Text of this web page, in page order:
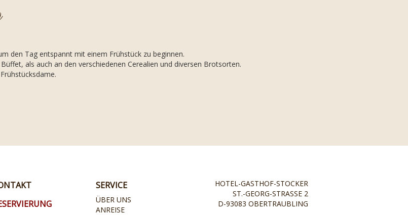
den Tag entspannt mit einem Frühstück zu beginnen.
als auch an den verschiedenen Cerealien und diversen Brotsorten.
SERVICE
ÜBER UNS
ANREISE
HOTEL-GASTHOF-STOCKER
ST.-GEORG-STRASSE 2
D-93083 OBERTRAUBLING